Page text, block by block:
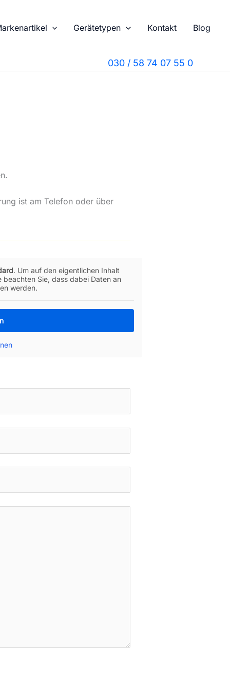
Gerätetypen Kontakt Blog
030 / 58 74 07 55 0
ist am Telefon oder über
. Um auf den eigentlichen Inhalt
Sie, dass dabei Daten an
werden.